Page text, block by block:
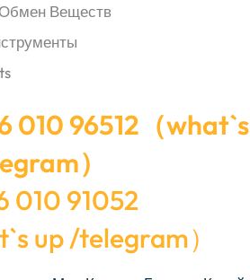
Веществ
010 96512（what`s
）
010 91052
up /telegram）